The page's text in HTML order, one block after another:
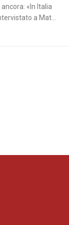
«In Italia
a Mat...